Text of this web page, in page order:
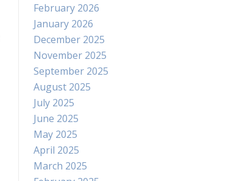
February 2026
January 2026
December 2025
November 2025
September 2025
August 2025
July 2025
June 2025
May 2025
April 2025
March 2025